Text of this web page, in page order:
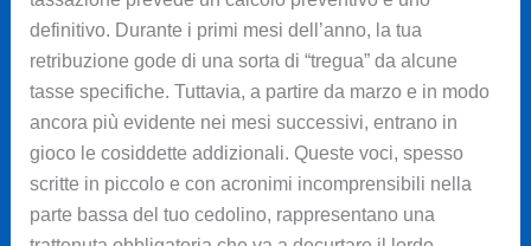
definitivo. Durante i primi mesi dell’anno, la tua
retribuzione gode di una sorta di “tregua” da alcune
tasse specifiche. Tuttavia, a partire da marzo e in modo
ancora più evidente nei mesi successivi, entrano in
gioco le cosiddette addizionali. Queste voci, spesso
scritte in piccolo e con acronimi incomprensibili nella
parte bassa del tuo cedolino, rappresentano una